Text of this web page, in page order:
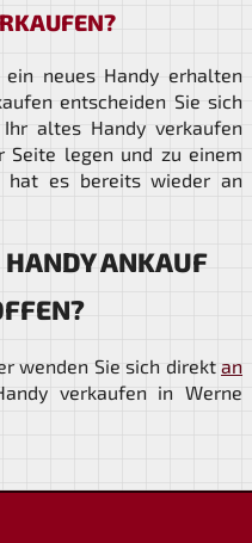
neues Handy erhalten
entscheiden Sie sich
altes Handy verkaufen
Seite legen und zu einem
hat es bereits wieder an
ANKAUF
wenden Sie sich direktan
verkaufen in Werne